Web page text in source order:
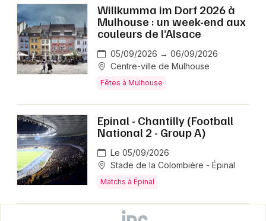
Willkumma im Dorf 2026 à
Mulhouse : un week-end aux
couleurs de l’Alsace
05/09/2026 → 06/09/2026
Centre-ville de Mulhouse
Fêtes à Mulhouse
Epinal - Chantilly (Football
National 2 - Group A)
Le 05/09/2026
Stade de la Colombière - Épinal
Matchs à Épinal